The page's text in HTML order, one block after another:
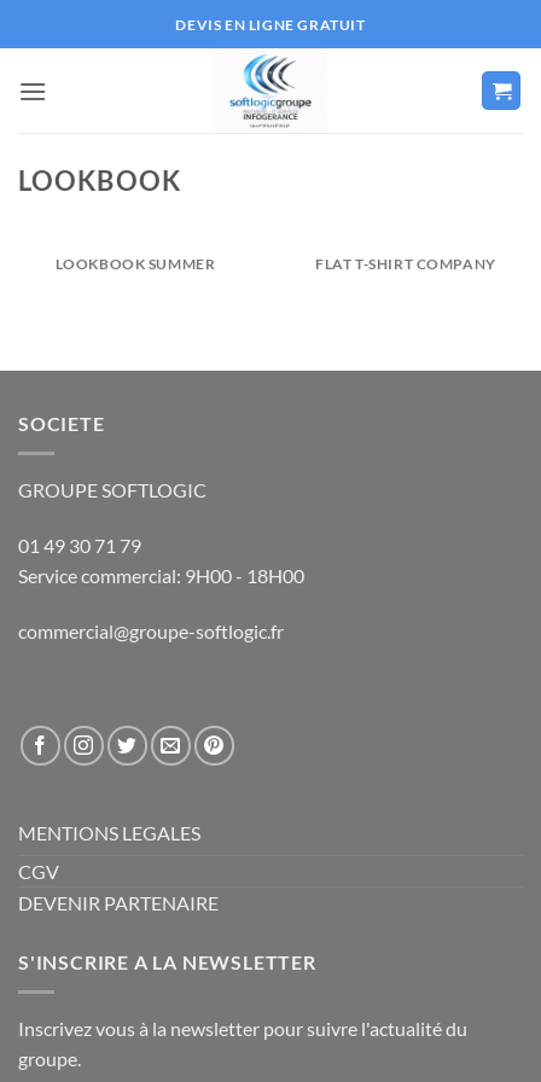
au
DEVIS EN LIGNE GRATUIT
LOOKBOOK
LOOKBOOK SUMMER FLAT T-SHIRT COMPANY
SOCIETE
GROUPE SOFTLOGIC
01 49 30 71 79
Service commercial: 9H00 - 18H00
commercial@groupe-softlogic.fr
MENTIONS LEGALES
CGV
DEVENIR PARTENAIRE
S'INSCRIRE A LA NEWSLETTER
Inscrivez vous à la newsletter pour suivre l'actualité du
groupe.